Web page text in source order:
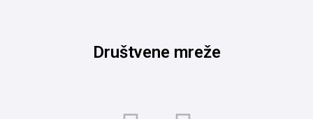
Društvene mreže